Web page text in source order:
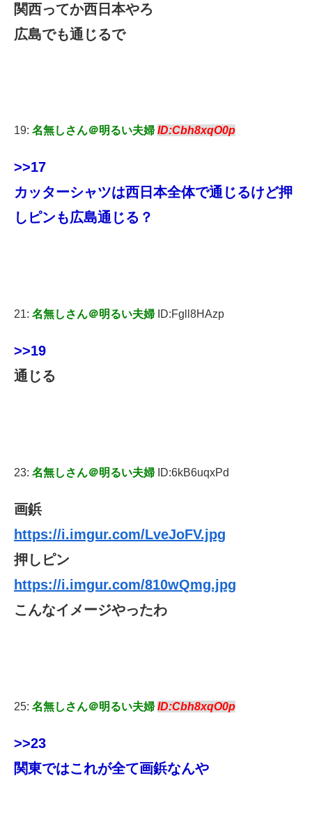
関西ってか西日本やろ
広島でも通じるで
19: 名無しさん＠明るい夫婦 ID:Cbh8xqO0p
>>17
カッターシャツは西日本全体で通じるけど押
しピンも広島通じる？
21: 名無しさん＠明るい夫婦 ID:Fgll8HAzp
>>19
通じる
23: 名無しさん＠明るい夫婦 ID:6kB6uqxPd
画鋲
https://i.imgur.com/LveJoFV.jpg
押しピン
https://i.imgur.com/810wQmg.jpg
こんなイメージやったわ
25: 名無しさん＠明るい夫婦 ID:Cbh8xqO0p
>>23
関東ではこれが全て画鋲なんや